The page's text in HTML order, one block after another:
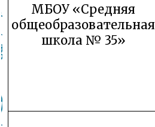
МБОУ «Средняя
общеобразовательная
школа № 35»